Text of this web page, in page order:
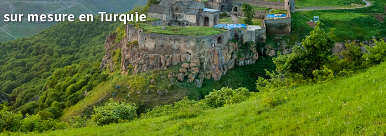
mesure en Turquie